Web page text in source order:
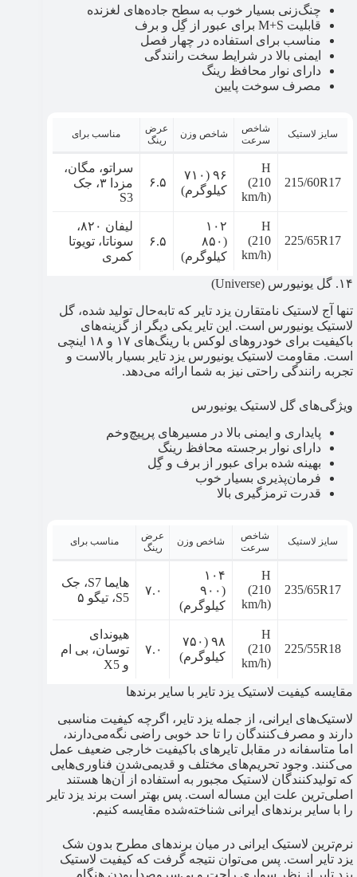
چنگ‌زنی بسیار خوب به سطح جاده‌های لغزنده
قابلیت M+S برای عبور از گِل و برف
مناسب برای استفاده در چهار فصل
ایمنی بالا در شرایط سخت رانندگی
دارای نوار محافظ رینگ
مصرف سوخت پایین
سایز لاستیک
شاخص
سرعت
شاخص وزن
عرض
رینگ
مناسب برای
215/60R17
H
(210
km/h)
۹۶ (۷۱۰
کیلوگرم)
۶.۵
سراتو، مگان،
مزدا ۳، جک
S3
225/65R17
H
(210
km/h)
۱۰۲
(۸۵۰
کیلوگرم)
۶.۵
لیفان ۸۲۰،
سوناتا، تویوتا
کمری
۱۴. گل یونیورس (Universe)
تنها آج لاستیک نامتقارن یزد تایر که تابه‌حال تولید شده، گل
لاستیک یونیورس است. این تایر یکی دیگر از گزینه‌های
باکیفیت برای خودروهای لوکس با رینگ‌های ۱۷ و ۱۸ اینچی
است. مقاومت لاستیک یونیورس یزد تایر بسیار بالاست و
تجربه رانندگی راحتی نیز به شما ارائه می‌دهد.
ویژگی‌های گل لاستیک یونیورس
پایداری و ایمنی بالا در مسیرهای پرپیچ‌وخم
دارای نوار برجسته محافظ رینگ
بهینه شده برای عبور از برف و گِل
فرمان‌پذیری بسیار خوب
قدرت ترمزگیری بالا
سایز لاستیک
شاخص
سرعت
شاخص وزن
عرض
رینگ
مناسب برای
235/65R17
H
(210
km/h)
۱۰۴
(۹۰۰
کیلوگرم)
۷.۰
هایما S7، جک
S5، تیگو ۵
225/55R18
H
(210
km/h)
۹۸ (۷۵۰
کیلوگرم)
۷.۰
هیوندای
توسان، بی ام
و X5
مقایسه کیفیت لاستیک یزد تایر با سایر برندها
لاستیک‌های ایرانی، از جمله یزد تایر، اگرچه کیفیت مناسبی
دارند و مصرف‌کنندگان را تا حد خوبی راضی نگه‌می‌دارند،
اما متاسفانه در مقابل تایرهای باکیفیت خارجی ضعیف عمل
می‌کنند. وجود تحریم‌های مختلف و قدیمی‌شدن فناوری‌هایی
که تولیدکنندگان لاستیک مجبور به استفاده از آن‌ها هستند
اصلی‌ترین علت این مساله است. پس بهتر است برند یزد تایر
را با سایر برندهای ایرانی شناخته‌شده مقایسه کنیم.
نرم‌ترین لاستیک ایرانی در میان برندهای مطرح بدون شک
یزد تایر است. پس می‌توان نتیجه گرفت که کیفیت لاستیک
یزد تایر از نظر سواری راحت و بی‌سروصدا بودن هنگام